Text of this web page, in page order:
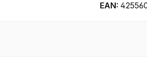
EAN: